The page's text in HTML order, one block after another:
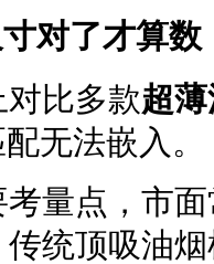
对了才算数
比多款超
无法嵌入。
量点，市
统顶吸油